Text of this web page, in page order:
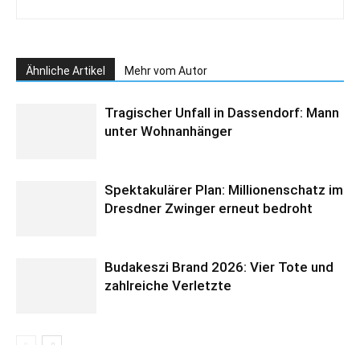
Ähnliche Artikel Mehr vom Autor
Tragischer Unfall in Dassendorf: Mann
unter Wohnanhänger
Spektakulärer Plan: Millionenschatz im
Dresdner Zwinger erneut bedroht
Budakeszi Brand 2026: Vier Tote und
zahlreiche Verletzte